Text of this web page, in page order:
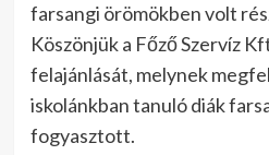
farsangi örömökben volt
Köszönjük a Főző Szervíz
felajánlását, melynek
iskolánkban tanuló diák
fogyasztott.